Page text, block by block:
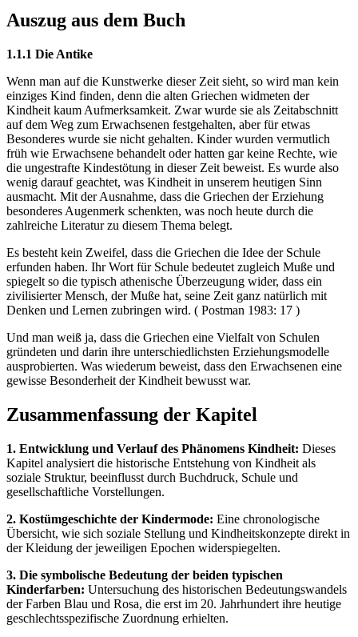
Auszug aus dem Buch
1.1.1 Die Antike
Wenn man auf die Kunstwerke dieser Zeit sieht, so wird man kein
einziges Kind finden, denn die alten Griechen widmeten der
Kindheit kaum Aufmerksamkeit. Zwar wurde sie als Zeitabschnitt
auf dem Weg zum Erwachsenen festgehalten, aber für etwas
Besonderes wurde sie nicht gehalten. Kinder wurden vermutlich
früh wie Erwachsene behandelt oder hatten gar keine Rechte, wie
die ungestrafte Kindestötung in dieser Zeit beweist. Es wurde also
wenig darauf geachtet, was Kindheit in unserem heutigen Sinn
ausmacht. Mit der Ausnahme, dass die Griechen der Erziehung
besonderes Augenmerk schenkten, was noch heute durch die
zahlreiche Literatur zu diesem Thema belegt.
Es besteht kein Zweifel, dass die Griechen die Idee der Schule
erfunden haben. Ihr Wort für Schule bedeutet zugleich Muße und
spiegelt so die typisch athenische Überzeugung wider, dass ein
zivilisierter Mensch, der Muße hat, seine Zeit ganz natürlich mit
Denken und Lernen zubringen wird. ( Postman 1983: 17 )
Und man weiß ja, dass die Griechen eine Vielfalt von Schulen
gründeten und darin ihre unterschiedlichsten Erziehungsmodelle
ausprobierten. Was wiederum beweist, dass den Erwachsenen eine
gewisse Besonderheit der Kindheit bewusst war.
Zusammenfassung der Kapitel
1. Entwicklung und Verlauf des Phänomens Kindheit: Dieses
Kapitel analysiert die historische Entstehung von Kindheit als
soziale Struktur, beeinflusst durch Buchdruck, Schule und
gesellschaftliche Vorstellungen.
2. Kostümgeschichte der Kindermode: Eine chronologische
Übersicht, wie sich soziale Stellung und Kindheitskonzepte direkt in
der Kleidung der jeweiligen Epochen widerspiegelten.
3. Die symbolische Bedeutung der beiden typischen
Kinderfarben: Untersuchung des historischen Bedeutungswandels
der Farben Blau und Rosa, die erst im 20. Jahrhundert ihre heutige
geschlechtsspezifische Zuordnung erhielten.